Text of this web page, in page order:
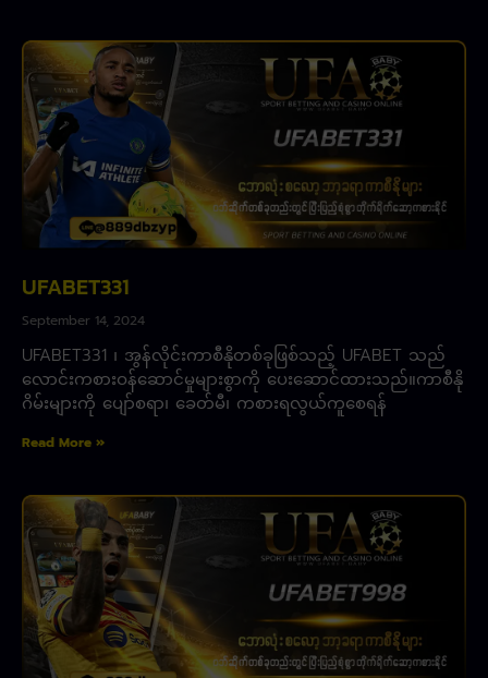
UFABET331
September 14, 2024
UFABET331 ၊ အွန်လိုင်းကာစီနိုတစ်ခုဖြစ်သည့် UFABET သည်
လောင်းကစားဝန်ဆောင်မှုများစွာကို ပေးဆောင်ထားသည်။ကာစီနို
ဂိမ်းများကို ပျော်စရာ၊ ခေတ်မီ၊ ကစားရလွယ်ကူစေရန်
Read More »